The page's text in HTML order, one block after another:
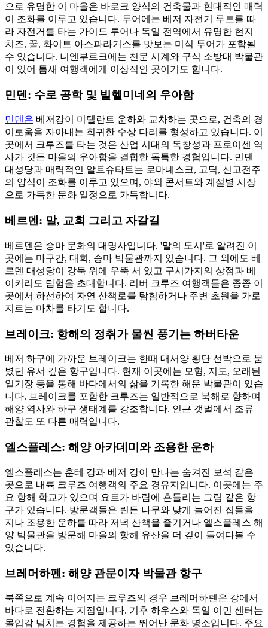
으로 유명한 이 마을은 바로크 양식의 건축물과 현대적인 매력
이 조화를 이루고 있습니다. 투어에는 베저 자전거 루트를 따
라 자전거를 타는 가이드 투어나 독일 전역에서 유명한 현지
치즈, 꿀, 화이트 아스파라거스를 맛보는 미식 투어가 포함될
수 있습니다. 니엔부르크에는 천문 시계와 구식 소방대 박물관
이 있어 틈새 여행객에게 이상적인 곳이기도 합니다.
민덴: 수로 공학 및 빌헬미네의 우아함
민덴은 베저강이 미텔란트 운하와 교차하는 곳으로, 건축의 경
이로움을 자아내는 희귀한 수상 다리를 형성하고 있습니다. 이
곳에서 크루즈를 타는 것은 산업 시대의 독창성과 프로이센 역
사가 깃든 마을의 우아함을 결합한 독특한 경험입니다. 민덴
대성당과 매력적인 알트슈타트는 로마네스크, 고딕, 신고전주
의 양식이 조화를 이루고 있으며, 야외 콘서트와 계절별 시장
으로 가득한 문화 일정으로 가득합니다.
베르덴: 말, 교회 그리고 자갈길
베르덴은 승마 문화의 대명사입니다. '말의 도시'로 알려진 이
곳에는 마구간, 대회, 승마 박물관까지 있습니다. 그 외에도 베
르덴 대성당이 강둑 위에 우뚝 서 있고 구시가지의 상점과 베
이커리도 탐험을 초대합니다. 리버 크루즈 여행객들은 종종 이
곳에서 하선하여 자연 산책로를 탐험하거나 주변 초원을 가로
지르는 마차를 타기도 합니다.
브레이크: 항해의 정취가 물씬 풍기는 하버타운
베저 하구에 가까운 브레이크는 한때 대서양 횡단 선박으로 붐
볐던 유서 깊은 항구입니다. 현재 이곳에는 모형, 지도, 오래된
일기장 등을 통해 바다에서의 삶을 기록한 해운 박물관이 있습
니다. 브레이크를 포함한 크루즈는 일반적으로 북해로 향하며
해양 역사와 하구 생태계를 강조합니다. 인근 갯벌에서 조류
관찰도 또 다른 매력입니다.
엘스플레스: 해양 아카데미와 조용한 운하
엘스플레스는 훈테 강과 베저 강이 만나는 숨겨진 보석 같은
곳으로 내륙 크루즈 여행객의 주요 경유지입니다. 이곳에는 주
요 항해 학교가 있으며 요트가 바람에 흔들리는 그림 같은 항
구가 있습니다. 방문객들은 린든 나무와 낮게 늘어진 집들을
지나 조용한 운하를 따라 저녁 산책을 즐기거나 엘스플레스 해
양 박물관을 방문해 마을의 항해 유산을 더 깊이 들여다볼 수
있습니다.
브레머하펜: 해양 관문이자 박물관 항구
북쪽으로 계속 이어지는 크루즈의 경우 브레머하펜은 강에서
바다로 전환하는 지점입니다. 기후 하우스와 독일 이민 센터는
몰입감 넘치는 경험을 제공하는 뛰어난 문화 명소입니다. 주요